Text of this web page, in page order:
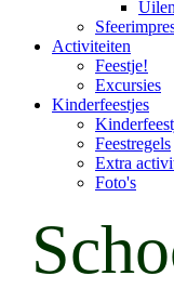
Activiteiten
Feestje!
Excursies
Kinderfeestjes
Feestregels
Extra
Foto's